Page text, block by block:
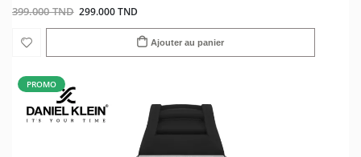
399.000 TND 299.000 TND
Ajouter au panier
PROMO